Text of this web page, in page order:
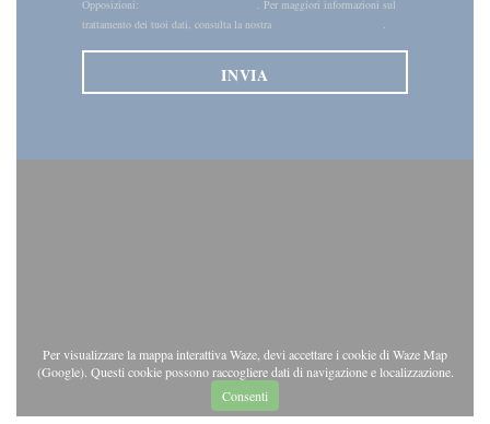
Opposizioni:
. Per maggiori informazioni sul
trattamento dei tuoi dati, consulta la nostra
.
Per visualizzare la mappa interattiva Waze, devi accettare i cookie di Waze Map
(Google). Questi cookie possono raccogliere dati di navigazione e localizzazione.
Consenti